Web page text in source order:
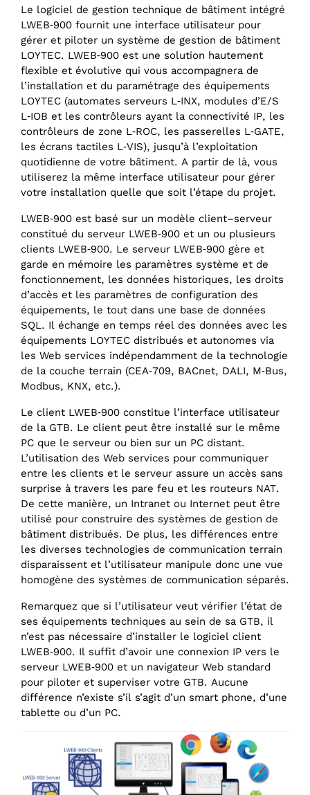
Le logiciel de gestion technique de bâtiment intégré
LWEB‑900 fournit une interface utilisateur pour
gérer et piloter un système de gestion de bâtiment
LOYTEC. LWEB‑900 est une solution hautement
flexible et évolutive qui vous accompagnera de
l’installation et du paramétrage des équipements
LOYTEC (automates serveurs L‑INX, modules d’E/S
L‑IOB et les contrôleurs ayant la connectivité IP, les
contrôleurs de zone L‑ROC, les passerelles L‑GATE,
les écrans tactiles L‑VIS), jusqu’à l’exploitation
quotidienne de votre bâtiment. A partir de là, vous
utiliserez la même interface utilisateur pour gérer
votre installation quelle que soit l’étape du projet.
LWEB‑900 est basé sur un modèle client–serveur
constitué du serveur LWEB‑900 et un ou plusieurs
clients LWEB‑900. Le serveur LWEB‑900 gère et
garde en mémoire les paramètres système et de
fonctionnement, les données historiques, les droits
d’accès et les paramètres de configuration des
équipements, le tout dans une base de données
SQL. Il échange en temps réel des données avec les
équipements LOYTEC distribués et autonomes via
les Web services indépendamment de la technologie
de la couche terrain (CEA‑709, BACnet, DALI, M‑Bus,
Modbus, KNX, etc.).
Le client LWEB‑900 constitue l’interface utilisateur
de la GTB. Le client peut être installé sur le même
PC que le serveur ou bien sur un PC distant.
L’utilisation des Web services pour communiquer
entre les clients et le serveur assure un accès sans
surprise à travers les pare feu et les routeurs NAT.
De cette manière, un Intranet ou Internet peut être
utilisé pour construire des systèmes de gestion de
bâtiment distribués. De plus, les différences entre
les diverses technologies de communication terrain
disparaissent et l’utilisateur manipule donc une vue
homogène des systèmes de communication séparés.
Remarquez que si l’utilisateur veut vérifier l’état de
ses équipements techniques au sein de sa GTB, il
n’est pas nécessaire d’installer le logiciel client
LWEB‑900. Il suffit d’avoir une connexion IP vers le
serveur LWEB‑900 et un navigateur Web standard
pour piloter et superviser votre GTB. Aucune
différence n’existe s’il s’agit d’un smart phone, d’une
tablette ou d’un PC.